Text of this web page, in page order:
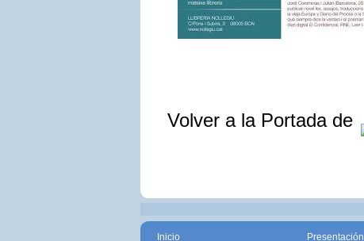
Volver a la Portada de
Inicio Presentación